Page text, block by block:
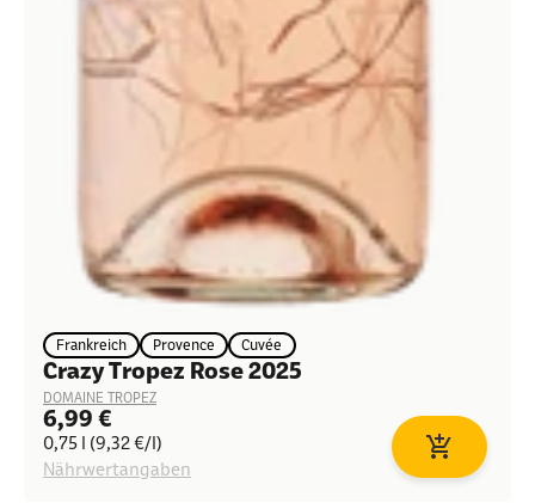
Frankreich Provence Cuvée
Crazy Tropez Rose 2025
DOMAINE TROPEZ
Angebot
6,99 €
0,75 l (9,32 €/l)
Nährwertangaben
In den